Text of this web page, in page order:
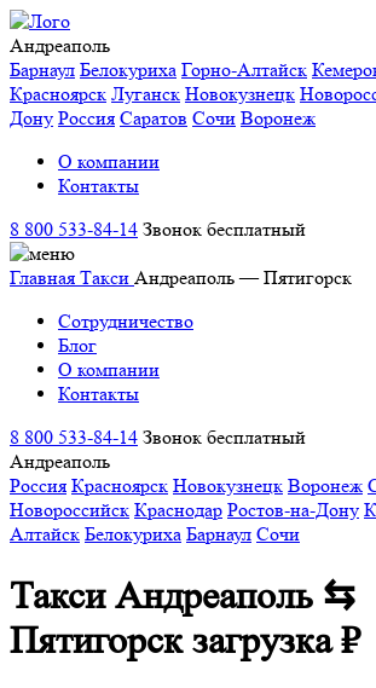
Андреаполь
Барнаул Белокуриха Горно-Алтайск
Красноярск Луганск Новокузнецк
Дону Россия Саратов Сочи Воронеж
О компании
Контакты
8 800 533-84-14 Звонок бесплатный
Главная Такси Андреаполь — Пятигорск
Сотрудничество
Блог
О компании
Контакты
8 800 533-84-14 Звонок бесплатный
Андреаполь
Россия Красноярск Новокузнецк Воронеж
Новороссийск Краснодар Ростов-на-Дону
Алтайск Белокуриха Барнаул Сочи
Такси Андреаполь ⇆
Пятигорскзагрузка₽